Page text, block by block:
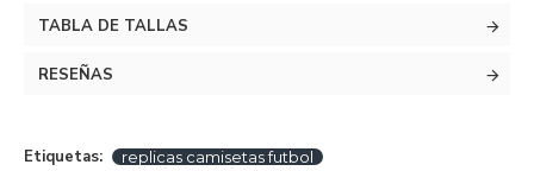
TABLA DE TALLAS
RESEÑAS
Etiquetas: replicas camisetas futbol